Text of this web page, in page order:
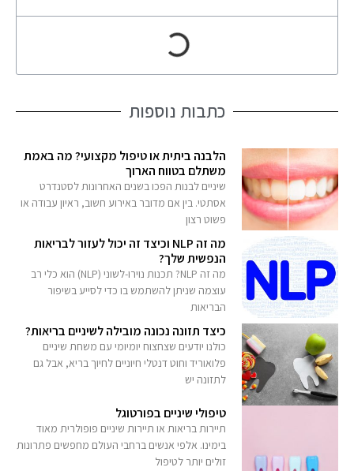
כתבות נוספות
הלבנה ביתית או טיפול מקצועי? מה באמת
משתלם בטווח הארוך
שיניים לבנות הפכו בשנים האחרונות לסטנדרט
אסתטי. בין אם מדובר באירוע חשוב, ראיון עבודה או
פשוט רצון
מה זה NLP וכיצד זה יכול לעזור לבריאות
הנפשית שלך?
מה זה NLP? תכנות נוירו-לשוני (NLP) הוא כלי רב
עוצמה שניתן להשתמש בו כדי לסייע בשיפור
הבריאות
כיצד תזונה נכונה מובילה לשיניים בריאות?
כולנו יודעים שצחצוח יומיומי עם משחת שיניים
פלואוריד וחוט דנטלי חיוניים לחיוך בריא, אבל גם
לתזונה יש
טיפולי שיניים בפורטוגל
תיירות בריאות או תיירות שיניים פופולרית מאוד
בימינו. אלפי אנשים ברחבי העולם מחפשים פתרונות
זולים יותר לטיפול